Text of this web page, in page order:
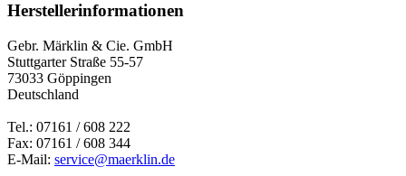
Herstellerinformationen
Gebr. Märklin & Cie. GmbH
Stuttgarter Straße 55-57
73033 Göppingen
Deutschland
Tel.: 07161 / 608 222
Fax: 07161 / 608 344
E-Mail: service@maerklin.de